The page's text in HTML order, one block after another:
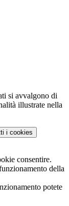
si avvalgono di
illustrate nella
i cookies
consentire.
della
potete